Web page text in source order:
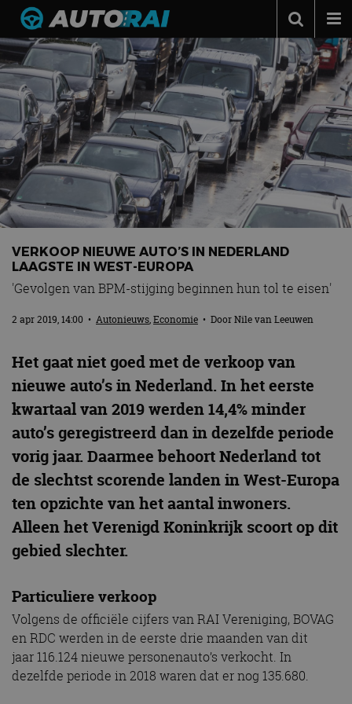
Autonieuws
Podcast
Autotests
Automerken
Adverteren
Contact
MotorRAI.nl
VERKOOP NIEUWE AUTO’S IN NEDERLAND
LAAGSTE IN WEST-EUROPA
'Gevolgen van BPM-stijging beginnen hun tol te eisen'
2 apr 2019, 14:00 • Autonieuws,Economie • DoorNile van Leeuwen
Het gaat niet goed met de verkoop van
nieuwe auto’s in Nederland. In het eerste
kwartaal van 2019 werden 14,4% minder
auto’s geregistreerd dan in dezelfde periode
vorig jaar. Daarmee behoort Nederland tot
de slechtst scorende landen in West-Europa
ten opzichte van het aantal inwoners.
Alleen het Verenigd Koninkrijk scoort op dit
gebied slechter.
Particuliere verkoop
Volgens de officiële cijfers van RAI Vereniging, BOVAG
en RDC werden in de eerste drie maanden van dit
jaar 116.124 nieuwe personenauto’s verkocht. In
dezelfde periode in 2018 waren dat er nog 135.680.